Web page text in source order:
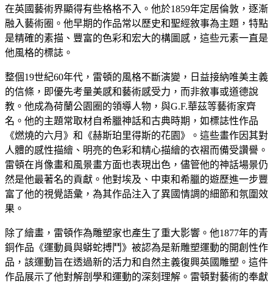
在英國藝術界顯得有些格格不入。他於1859年定居倫敦，逐漸
融入藝術圈。他早期的作品常以歷史和聖經敘事為主題，特點
是精確的素描、豐富的色彩和宏大的構圖感，這些元素一直是
他風格的標誌。
整個19世紀60年代，雷頓的風格不斷演變，日益接納唯美主義
的信條，即優先考量美感和藝術感受力，而非敘事或道德說
教。他成為荷蘭公園圈的領導人物，與G.F.華茲等藝術家齊
名。他的主題常取材自希臘神話和古典時期，如標誌性作品
《燃燒的六月》和《赫斯珀里得斯的花園》。這些畫作因其對
人體的感性描繪、明亮的色彩和精心描繪的衣褶而備受讚譽。
雷頓在肖像畫和風景畫方面也表現出色，儘管他的神話場景仍
然是他最著名的貢獻。他對埃及、中東和希臘的遊歷進一步豐
富了他的視覺語彙，為其作品注入了異國情調的細節和氛圍效
果。
除了繪畫，雷頓作為雕塑家也產生了重大影響。他1877年的青
銅作品《運動員與蟒蛇搏鬥》被認為是新雕塑運動的開創性作
品，該運動旨在透過新的活力和自然主義復興英國雕塑。這件
作品展示了他對解剖學和運動的深刻理解。雷頓對藝術的奉獻